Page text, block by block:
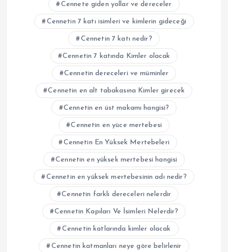
Cennete giden yollar ve dereceler
Cennetin 7 katı isimleri ve kimlerin gideceği
Cennetin 7 katı nedir?
Cennetin 7 katında Kimler olacak
Cennetin dereceleri ve müminler
Cennetin en alt tabakasına Kimler girecek
Cennetin en üst makamı hangisi?
Cennetin en yüce mertebesi
Cennetin En Yüksek Mertebeleri
Cennetin en yüksek mertebesi hangisi
Cennetin en yüksek mertebesinin adı nedir?
Cennetin farklı dereceleri nelerdir
Cennetin Kapıları Ve İsimleri Nelerdir?
Cennetin katlarında kimler olacak
Cennetin katmanları neye göre belirlenir